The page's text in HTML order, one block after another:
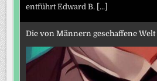
entführt Edward B.
[...]
Die von Männern geschaffene Welt